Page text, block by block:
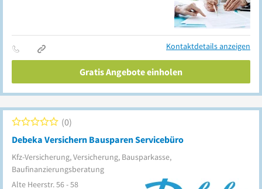
Kontaktdetails anzeigen
Gratis Angebote einholen
Debeka Versichern Bausparen Servicebüro
Kfz-Versicherung, Versicherung, Bausparkasse,
Baufinanzierungsberatung
0
Alte Heerstr. 56 - 58